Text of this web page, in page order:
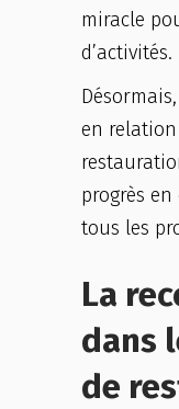
miracle
d’activités.
en
progrès
tous les
La
dans
de